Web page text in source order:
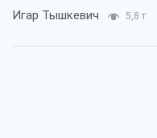
Игар Тышкевич 5,8 т.